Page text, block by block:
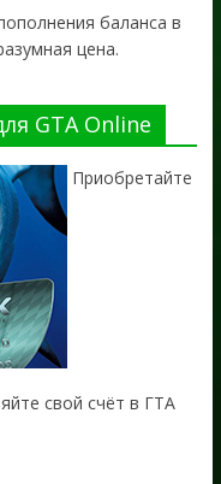
баланса в
цена.
GTA Online
Приобретайте
свой счёт в ГТА